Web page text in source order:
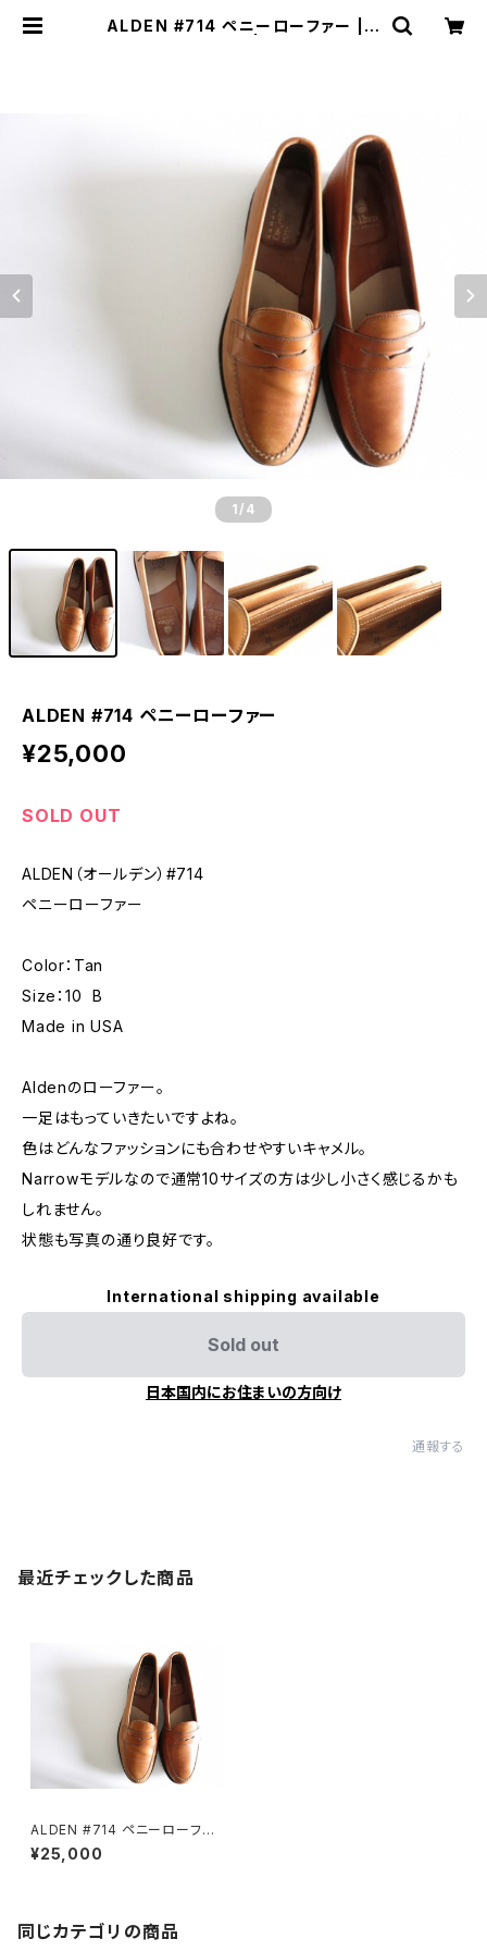
ALDEN #714 ペニーローファー | J
1 /4
ALDEN #714 ペニーローファー
¥25,000
SOLD OUT
ALDEN（オールデン）#714
ペニーローファー
Color：Tan
Size：10 B
Made in USA
Aldenのローファー。
一足はもっていきたいですよね。
色はどんなファッションにも合わせやすいキャメル。
Narrowモデルなので通常10サイズの方は少し小さく感じるかも
しれません。
状態も写真の通り良好です。
International shipping available
Sold out
日本国内にお住まいの方向け
通報する
最近チェックした商品
ALDEN #714 ペニーローファ
ー
¥25,000
同じカテゴリの商品